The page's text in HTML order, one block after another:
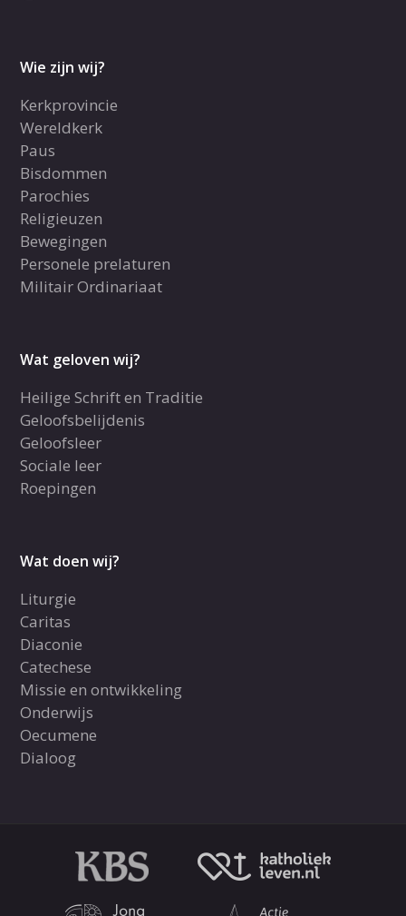
Wie zijn wij?
Kerkprovincie
Wereldkerk
Paus
Bisdommen
Parochies
Religieuzen
Bewegingen
Personele prelaturen
Militair Ordinariaat
Wat geloven wij?
Heilige Schrift en Traditie
Geloofsbelijdenis
Geloofsleer
Sociale leer
Roepingen
Wat doen wij?
Liturgie
Caritas
Diaconie
Catechese
Missie en ontwikkeling
Onderwijs
Oecumene
Dialoog